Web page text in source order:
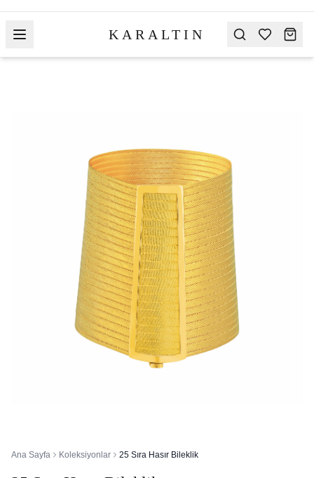
KARALTIN
Ana Sayfa Koleksiyonlar 25 Sıra Hasır Bileklik